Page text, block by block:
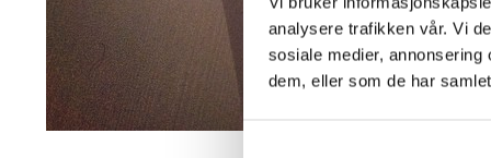
analysere trafikken vår. Vi
sosiale medier,
dem, eller som de har